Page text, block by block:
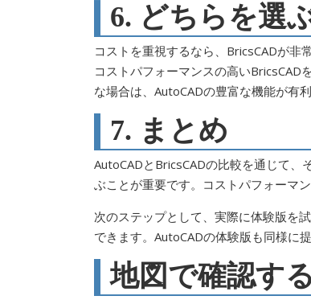
6. どちらを選
コストを重視するなら、BricsCADが
コストパフォーマンスの高い
な場合は、AutoCADの豊富な機能が有
7. まとめ
AutoCADとBricsCADの比較を通じて、
ぶことが重要です。コストパフォーマ
次のステップとして、実際に体験版を
できます。AutoCADの体験版も同様に
地図で確認する